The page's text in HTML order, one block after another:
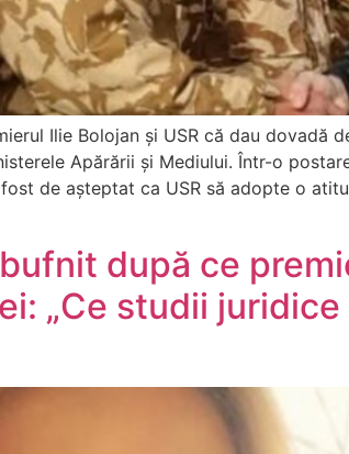
Ilie Bolojan și USR că dau
Apărării și Mediului. Într-o
de așteptat ca USR să adopte o
după ce
„Ce studii